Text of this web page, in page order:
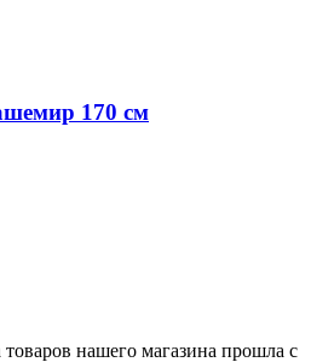
170 см
нашего магазина прошла с